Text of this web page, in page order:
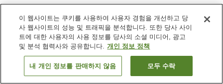
주차장 연회장
일본 효고 스모토 니치겟칸＜아와지시마＞
객실 보기
이 웹사이트는 쿠키를 사용하여 사용자 경험을 개선하고 당
사 웹사이트의 성능 및 트래픽을 분석합니다. 또한 당사 사이
트에 대한 사용자의 사용 정보를 당사의 소셜 미디어, 광고
및 분석 협력사와 공유합니다. 개인 정보 정책
내 개인 정보를 판매하지 않음 모두 수락